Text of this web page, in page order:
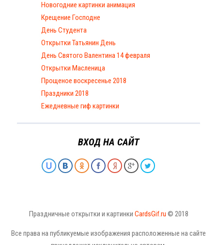
Новогодние картинки анимация
Крещение Господне
День Студента
Открытки Татьянин День
День Святого Валентина 14 февраля
Открытки Масленица
Прощеное воскресенье 2018
Праздники 2018
Ежедневные гиф картинки
ВХОД НА САЙТ
Праздничные открытки и картинки CardsGif.ru © 2018
Все права на публикуемые изображения расположенные на сайте